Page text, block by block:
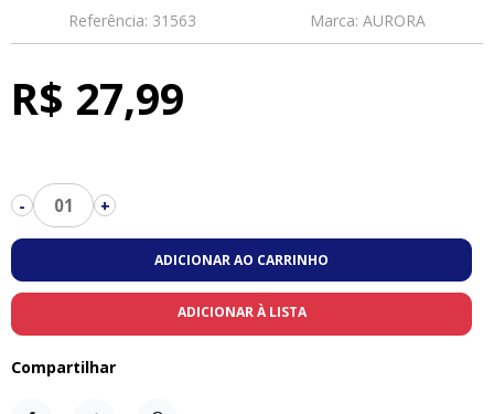
Referência: 31563 Marca: AURORA
R$ 27,99
- 01 +
ADICIONAR AO CARRINHO
ADICIONAR À LISTA
Compartilhar